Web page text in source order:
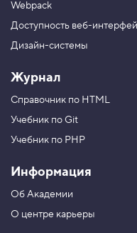
Webpack
Доступность веб-
Дизайн-системы
Журнал
Справочник по HTML
Учебник по Git
Учебник по PHP
Информация
Об Академии
О центре карьеры